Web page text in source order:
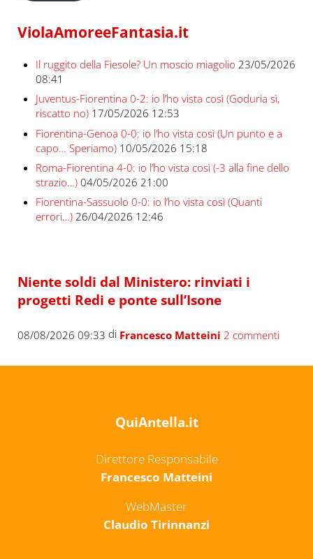
ViolaAmoreeFantasia.it
Il ruggito della Fiesole? Un moscio miagolio 23/05/2026
08:41
Juventus-Fiorentina 0-2: io l’ho vista così (Goduria sì,
riscatto no) 17/05/2026 12:53
Fiorentina-Genoa 0-0: io l’ho vista così (Un punto e a
capo… Speriamo) 10/05/2026 15:18
Roma-Fiorentina 4-0: io l’ho vista così (-3 alla fine dello
strazio…) 04/05/2026 21:00
Fiorentina-Sassuolo 0-0: io l’ho vista così (Quanti
errori…) 26/04/2026 12:46
Niente soldi dal Ministero: rinviati i
progetti Redi e ponte sull’Isone
08/08/2026 09:33 di Francesco Matteini 2 commenti
QuiAntella.it
Direttore Responsabile
Francesco Matteini
WebMaster
Claudio Tirinnanzi